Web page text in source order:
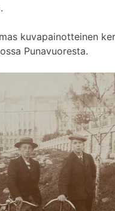
kuvapainotteinen
Punavuoresta.